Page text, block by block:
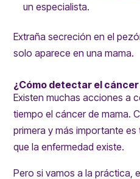
un especialista.
Extraña secreción en el
solo aparece en una mama.
¿Cómo detectar el cáncer
Existen muchas acciones a
tiempo el cáncer de mama.
primera y más importante
que la enfermedad existe.
Pero si vamos a la práctica,